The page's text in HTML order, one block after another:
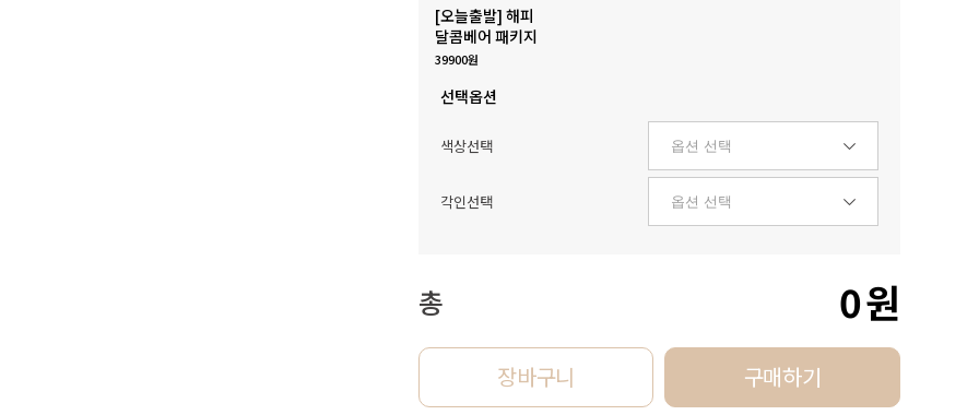
[오늘출발] 해피
달콤베어 패키지
39900원
선택옵션
색상선택
각인선택
총 0원
장바구니 구매하기